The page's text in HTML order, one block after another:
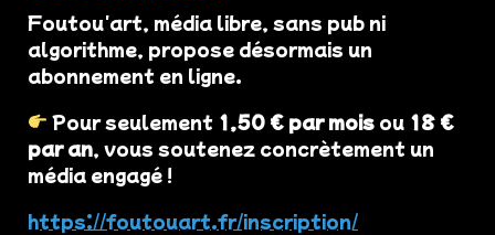
Foutou'art, média libre, sans pub ni
algorithme, propose désormais un
abonnement en ligne.
Pour seulement 1,50 € par mois ou 18 €
par an, vous soutenez concrètement un
média engagé !
https://foutouart.fr/inscription/